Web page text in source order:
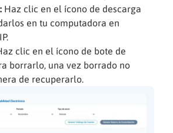
Haz clic en el ícono de descarga
en tu computadora en
clic en el ícono de bote de
borrarlo, una vez borrado no
de recuperarlo.